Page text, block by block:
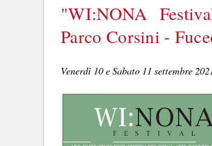
"WI:NONA
Parco Corsini -
Venerdì 10 e Sabato 11 settembre